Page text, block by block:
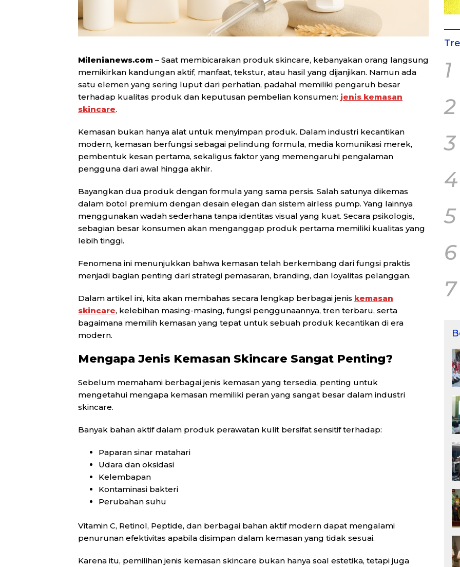
Milenianews.com – Saat membicarakan produk skincare, kebanyakan orang langsung
memikirkan kandungan aktif, manfaat, tekstur, atau hasil yang dijanjikan. Namun ada
satu elemen yang sering luput dari perhatian, padahal memiliki pengaruh besar
terhadap kualitas produk dan keputusan pembelian konsumen: jenis kemasan
skincare.
Kemasan bukan hanya alat untuk menyimpan produk. Dalam industri kecantikan
modern, kemasan berfungsi sebagai pelindung formula, media komunikasi merek,
pembentuk kesan pertama, sekaligus faktor yang memengaruhi pengalaman
pengguna dari awal hingga akhir.
Bayangkan dua produk dengan formula yang sama persis. Salah satunya dikemas
dalam botol premium dengan desain elegan dan sistem airless pump. Yang lainnya
menggunakan wadah sederhana tanpa identitas visual yang kuat. Secara psikologis,
sebagian besar konsumen akan menganggap produk pertama memiliki kualitas yang
lebih tinggi.
Fenomena ini menunjukkan bahwa kemasan telah berkembang dari fungsi praktis
menjadi bagian penting dari strategi pemasaran, branding, dan loyalitas pelanggan.
Dalam artikel ini, kita akan membahas secara lengkap berbagai jenis kemasan
skincare, kelebihan masing-masing, fungsi penggunaannya, tren terbaru, serta
bagaimana memilih kemasan yang tepat untuk sebuah produk kecantikan di era
modern.
Mengapa Jenis Kemasan Skincare Sangat Penting?
Sebelum memahami berbagai jenis kemasan yang tersedia, penting untuk
mengetahui mengapa kemasan memiliki peran yang sangat besar dalam industri
skincare.
Banyak bahan aktif dalam produk perawatan kulit bersifat sensitif terhadap:
Paparan sinar matahari
Udara dan oksidasi
Kelembapan
Kontaminasi bakteri
Perubahan suhu
Vitamin C, Retinol, Peptide, dan berbagai bahan aktif modern dapat mengalami
penurunan efektivitas apabila disimpan dalam kemasan yang tidak sesuai.
Karena itu, pemilihan jenis kemasan skincare bukan hanya soal estetika, tetapi juga
1
2
3
4
5
6
7